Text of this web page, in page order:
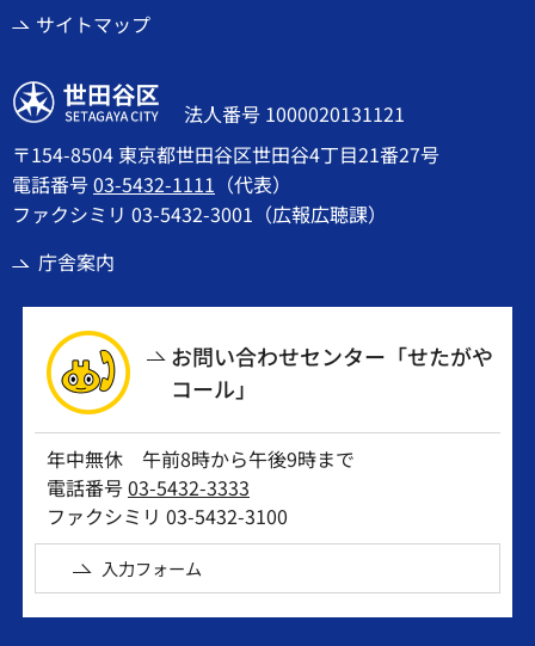
サイトマップ
世田谷区
法人番号 1000020131121
〒154-8504 東京都世田谷区世田谷4丁目21番27号
電話番号03-5432-1111 （代表）
ファクシミリ 03-5432-3001（広報広聴課）
庁舎案内
お問い合わせセンター「せたがや
コール」
年中無休 午前8時から午後9時まで
電話番号03-5432-3333
ファクシミリ 03-5432-3100
入力フォーム